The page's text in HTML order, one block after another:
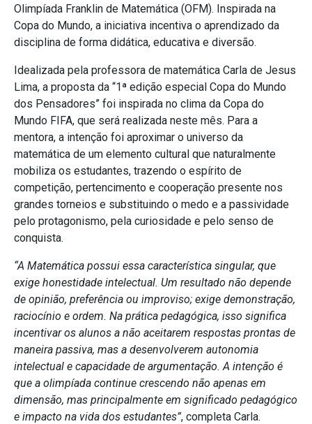
Olimpíada Franklin de Matemática (OFM). Inspirada na
Copa do Mundo, a iniciativa incentiva o aprendizado da
disciplina de forma didática, educativa e diversão.
Idealizada pela professora de matemática Carla de Jesus
Lima, a proposta da “1ª edição especial Copa do Mundo
dos Pensadores” foi inspirada no clima da Copa do
Mundo FIFA, que será realizada neste mês. Para a
mentora, a intenção foi aproximar o universo da
matemática de um elemento cultural que naturalmente
mobiliza os estudantes, trazendo o espírito de
competição, pertencimento e cooperação presente nos
grandes torneios e substituindo o medo e a passividade
pelo protagonismo, pela curiosidade e pelo senso de
conquista.
“A Matemática possui essa característica singular, que
exige honestidade intelectual. Um resultado não depende
de opinião, preferência ou improviso; exige demonstração,
raciocínio e ordem. Na prática pedagógica, isso significa
incentivar os alunos a não aceitarem respostas prontas de
maneira passiva, mas a desenvolverem autonomia
intelectual e capacidade de argumentação. A intenção é
que a olimpíada continue crescendo não apenas em
dimensão, mas principalmente em significado pedagógico
e impacto na vida dos estudantes”, completa Carla.